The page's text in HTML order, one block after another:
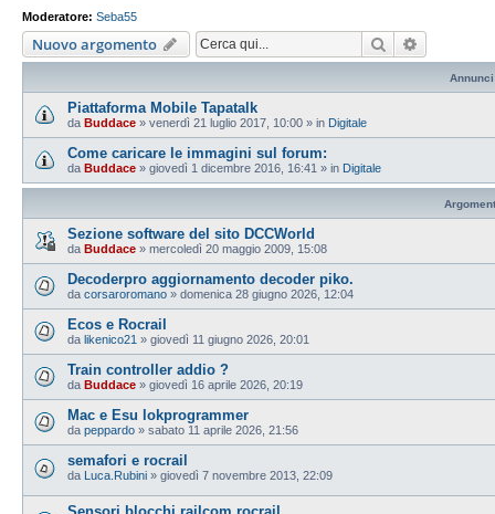
Moderatore: Seba55
Nuovo argomento Cerca
Annunci
Piattaforma Mobile Tapatalk
da Buddace » venerdì 21 luglio 2017, 10:00 » in Digitale
Come caricare le immagini sul forum:
da Buddace » giovedì 1 dicembre 2016, 16:41 » in Digitale
Sezione software del sito DCCWorld
da Buddace » mercoledì 20 maggio 2009, 15:08
Decoderpro aggiornamento decoder piko.
da corsaroromano » domenica 28 giugno 2026, 12:04
Ecos e Rocrail
da likenico21 » giovedì 11 giugno 2026, 20:01
Train controller addio ?
da Buddace » giovedì 16 aprile 2026, 20:19
Mac e Esu lokprogrammer
da peppardo » sabato 11 aprile 2026, 21:56
semafori e rocrail
da Luca.Rubini » giovedì 7 novembre 2013, 22:09